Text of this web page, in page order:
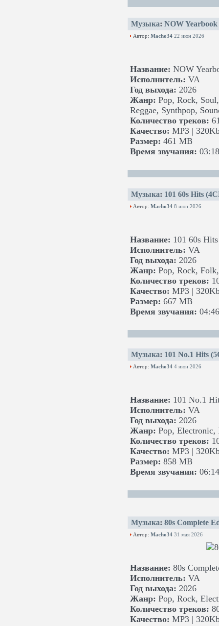
Музыка: NOW
Автор: Macho34 22 июн 2026
Название: NOW
Исполнитель: VA
Год выхода: 2026
Жанр: Pop, Rock,
Reggae, Synthpop,
Количество треков:
Качество: MP3 |
Размер: 461 MB
Время звучания:
Музыка: 101 60s Hits
Автор: Macho34 8 июн 2026
Название: 101 60s
Исполнитель: VA
Год выхода: 2026
Жанр: Pop, Rock,
Количество треков:
Качество: MP3 |
Размер: 667 MB
Время звучания:
Музыка: 101 No.1 Hits
Автор: Macho34 4 июн 2026
Название: 101 No.1
Исполнитель: VA
Год выхода: 2026
Жанр: Pop, Electronic,
Количество треков:
Качество: MP3 |
Размер: 858 MB
Время звучания:
Музыка: 80s Complete
Автор: Macho34 31 мая 2026
Название: 80s
Исполнитель: VA
Год выхода: 2026
Жанр: Pop, Rock,
Количество треков:
Качество: MP3 |